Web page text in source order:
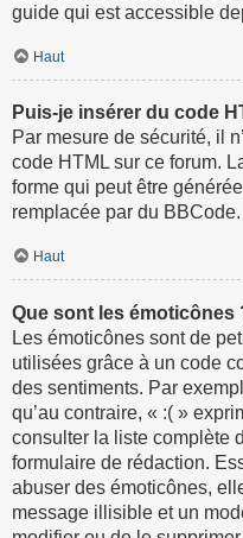
guide qui est accessible
Haut
Puis-je insérer du code
Par mesure de sécurité, il
code HTML sur ce forum.
forme qui peut être
remplacée par du BBCode.
Haut
Que sont les émoticônes
Les émoticônes sont de
utilisées grâce à un code
des sentiments. Par
qu’au contraire, « :( »
consulter la liste complète
formulaire de rédaction.
abuser des émoticônes,
message illisible et un